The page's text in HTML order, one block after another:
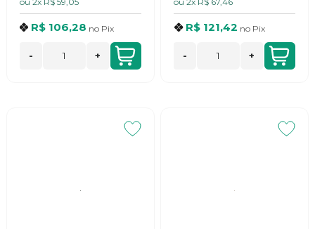
R$ 106,28 no Pix
- +
R$ 121,42 no Pix
- +